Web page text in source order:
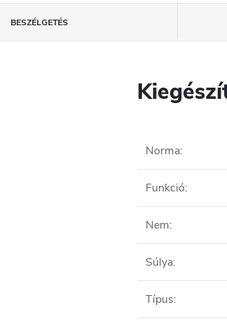
BESZÉLGETÉS
Norma:
Funkció:
Nem:
Súlya:
Típus: